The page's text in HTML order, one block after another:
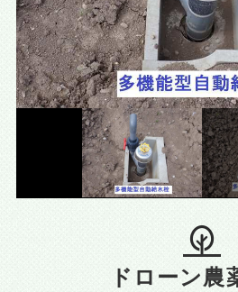
ドローン農